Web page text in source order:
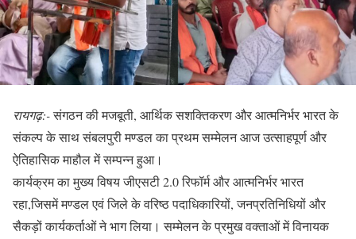
रायगढ़:-संगठन की मजबूती, आर्थिक सशक्तिकरण और आत्मनिर्भर भारत के
संकल्प के साथ संबलपुरी मण्डल का प्रथम सम्मेलन आज उत्साहपूर्ण और
ऐतिहासिक माहौल में सम्पन्न हुआ।
कार्यक्रम का मुख्य विषय जीएसटी 2.0 रिफॉर्म और आत्मनिर्भर भारत
रहा,जिसमें मण्डल एवं जिले के वरिष्ठ पदाधिकारियों, जनप्रतिनिधियों और
सैकड़ों कार्यकर्ताओं ने भाग लिया। सम्मेलन के प्रमुख वक्ताओं में विनायक